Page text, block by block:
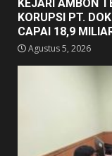
KEJARI AMBON
KORUPSI PT.
CAPAI 18,9
Agustus 5, 2026